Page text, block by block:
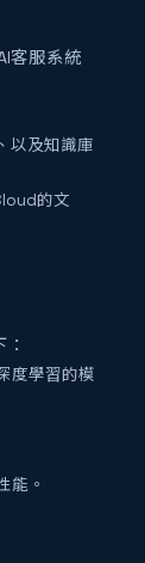
客服系統
以及知識庫
的文
度學習的模
能。